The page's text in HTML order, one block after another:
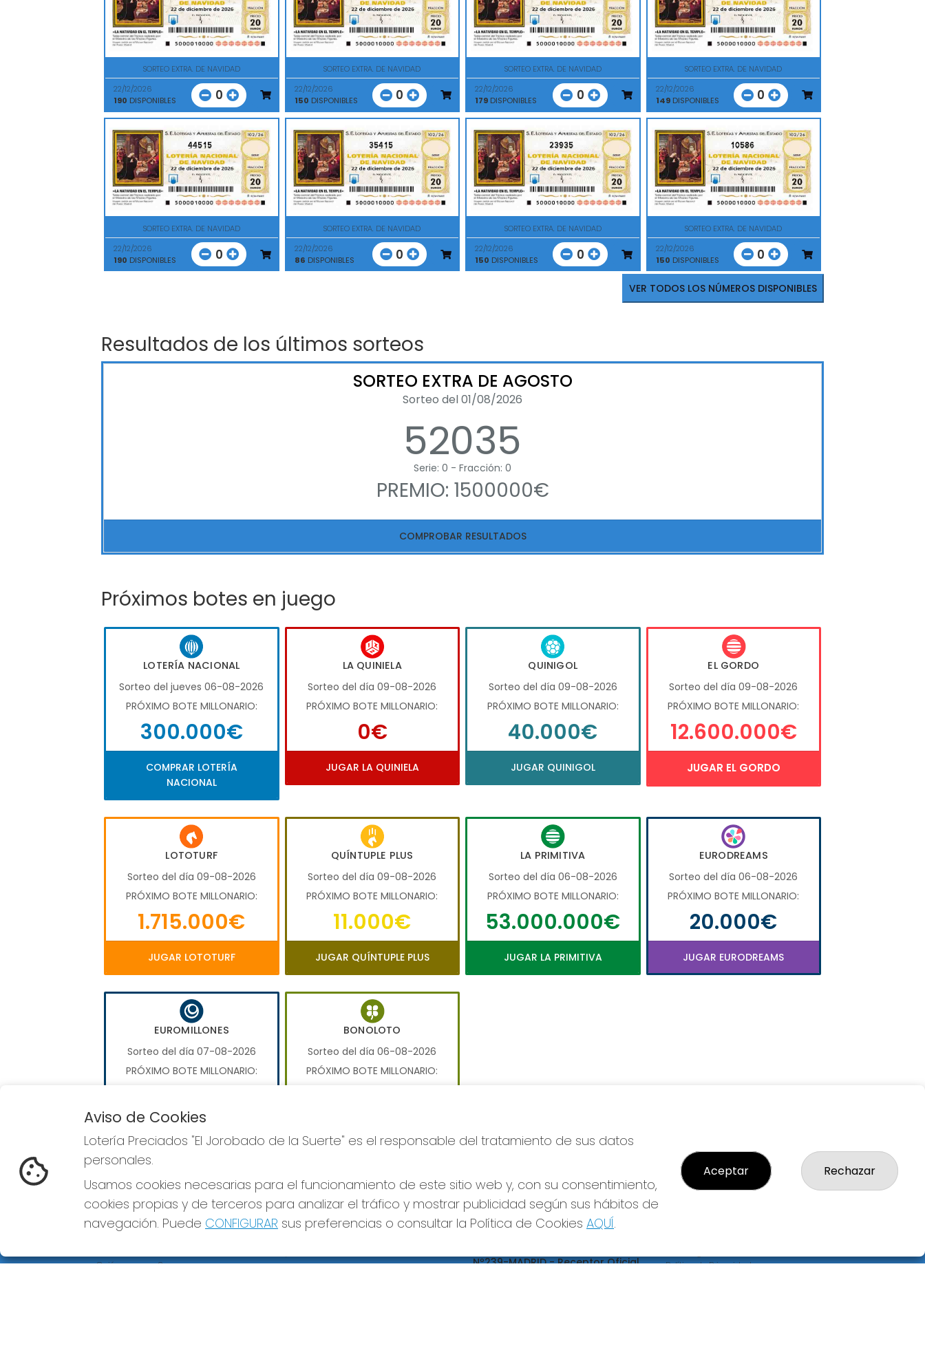
SORTEO EXTRA. DE NAVIDAD
22/12/2026
190 DISPONIBLES 0
SORTEO EXTRA. DE NAVIDAD
22/12/2026
150 DISPONIBLES 0
SORTEO EXTRA. DE NAVIDAD
22/12/2026
179 DISPONIBLES 0
SORTEO EXTRA. DE NAVIDAD
22/12/2026
149DISPONIBLES 0
44515
SORTEO EXTRA. DE NAVIDAD
22/12/2026
190 DISPONIBLES 0
35415
SORTEO EXTRA. DE NAVIDAD
22/12/2026
86 DISPONIBLES 0
23935
SORTEO EXTRA. DE NAVIDAD
22/12/2026
150 DISPONIBLES 0
10586
SORTEO EXTRA. DE NAVIDAD
22/12/2026
150 DISPONIBLES 0
VER TODOS LOS NÚMEROS DISPONIBLES
Resultados de los últimos sorteos
SORTEO EXTRA DE AGOSTO
Sorteo del 01/08/2026
52035
Serie: 0 - Fracción: 0
PREMIO: 1500000€
COMPROBAR RESULTADOS
Próximos botes en juego
LOTERÍA NACIONAL
Sorteo del jueves 06-08-2026
PRÓXIMO BOTE MILLONARIO:
300.000€
COMPRAR LOTERÍA
NACIONAL
LA QUINIELA
Sorteo del día 09-08-2026
PRÓXIMO BOTE MILLONARIO:
0€
JUGAR LA QUINIELA
QUINIGOL
Sorteo del día 09-08-2026
PRÓXIMO BOTE MILLONARIO:
40.000€
JUGAR QUINIGOL
EL GORDO
Sorteo del día 09-08-2026
PRÓXIMO BOTE MILLONARIO:
12.600.000€
JUGAR EL GORDO
LOTOTURF
Sorteo del día 09-08-2026
PRÓXIMO BOTE MILLONARIO:
1.715.000€
JUGAR LOTOTURF
QUÍNTUPLE PLUS
Sorteo del día 09-08-2026
PRÓXIMO BOTE MILLONARIO:
11.000€
JUGAR QUÍNTUPLE PLUS
LA PRIMITIVA
Sorteo del día 06-08-2026
PRÓXIMO BOTE MILLONARIO:
53.000.000€
JUGAR LA PRIMITIVA
EURODREAMS
Sorteo del día 06-08-2026
PRÓXIMO BOTE MILLONARIO:
20.000€
JUGAR EURODREAMS
EUROMILLONES
Sorteo del día 07-08-2026
PRÓXIMO BOTE MILLONARIO:
JUGAR EUROMILLONES
BONOLOTO
Sorteo del día 06-08-2026
PRÓXIMO BOTE MILLONARIO:
JUGAR BONOLOTO
LOTERÍA PRECIADOS "EL
¿Quiénes somos?
REDES SOCIALES CONTACTO
Nº239-MADRID - Receptor Oficial
Política de Privacidad
Aviso de Cookies
Lotería Preciados "El Jorobado de la Suerte" es el responsable del tratamiento de sus datos
personales.
Usamos cookies necesarias para el funcionamiento de este sitio web y, con su consentimiento,
cookies propias y de terceros para analizar el tráfico y mostrar publicidad según sus hábitos de
navegación. Puede CONFIGURAR sus preferencias o consultar la Política de Cookies AQUÍ.
Aceptar Rechazar